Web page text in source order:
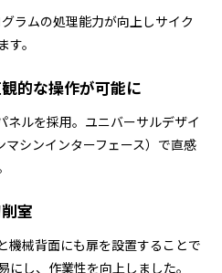
ラムの処理能力が向上しサイク
。
的な操作が可能に
ネルを採用。ユニバーサルデザイ
マシンインターフェース）で直感
室
機械背面にも扉を設置することで
し、作業性を向上しました。